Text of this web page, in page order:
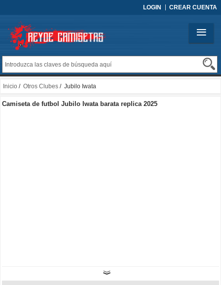
LOGIN CREAR CUENTA
Inicio / Otros Clubes / Jubilo Iwata
Camiseta de futbol Jubilo Iwata barata replica 2025